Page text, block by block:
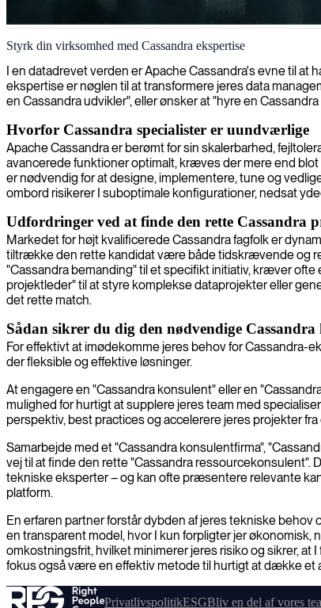
Cassandra-udvikler
Styrk din virksomhed med Cassandra ekspertise
I en datadrevet verden er Apache Cassandra's evne til
ekspertise er nøglen til at transformere jeres data
en Cassandra udvikler", eller ønsker at "hyre en
Hvorfor Cassandra specialister er uundværlige
Apache Cassandra er berømt for sin skalerbarhed,
avancerede funktioner optimalt, kræves der mere end
er nødvendig for at designe, implementere, tune og
ombord risikerer I suboptimale konfigurationer, nedsat
Udfordringer ved at finde den rette Cassandra
Markedet for højt kvalificerede Cassandra fagfolk er
tiltrække den rette kandidat være både tidskrævende og
"Cassandra bemanding" til et specifikt initiativ, kræver
projektleder" til at styre komplekse dataprojekter eller
det rette match.
Sådan sikrer du dig den nødvendige Cassandra
For effektivt at imødekomme jeres behov for
der fleksible og effektive løsninger.
At engagere en "Cassandra konsulent" eller en
mulighed for hurtigt at supplere jeres team med
perspektiv, best practices og accelerere jeres projekter
Samarbejde med et "Cassandra konsulentfirma",
vej til at finde den rette "Cassandra
tekniske eksperter – og kan ofte præsentere relevante
platform.
En erfaren partner forstår dybden af jeres tekniske
en transparent model, hvor I kun forpligter jer
omkostningsfrit, hvilket minimerer jeres risiko og sikrer, at
fokus også være en effektiv metode til hurtigt at dække et
PrivatlivspolitikESGBliv en del af vores